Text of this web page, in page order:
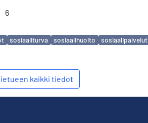
6
sosiaaliturva sosiaalihuolto sosiaalipalvelut
kaikki tiedot